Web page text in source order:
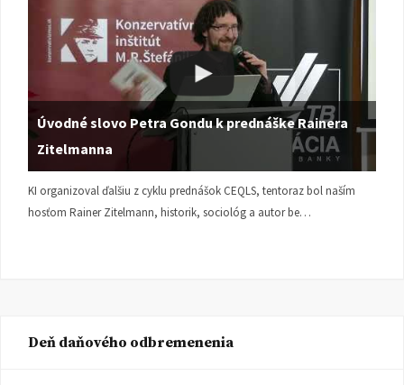
Úvodné slovo Petra Gondu k prednáške Rainera
Zitelmanna
KI organizoval ďalšiu z cyklu prednášok CEQLS, tentoraz bol naším
hosťom Rainer Zitelmann, historik, sociológ a autor be…
Deň daňového odbremenenia